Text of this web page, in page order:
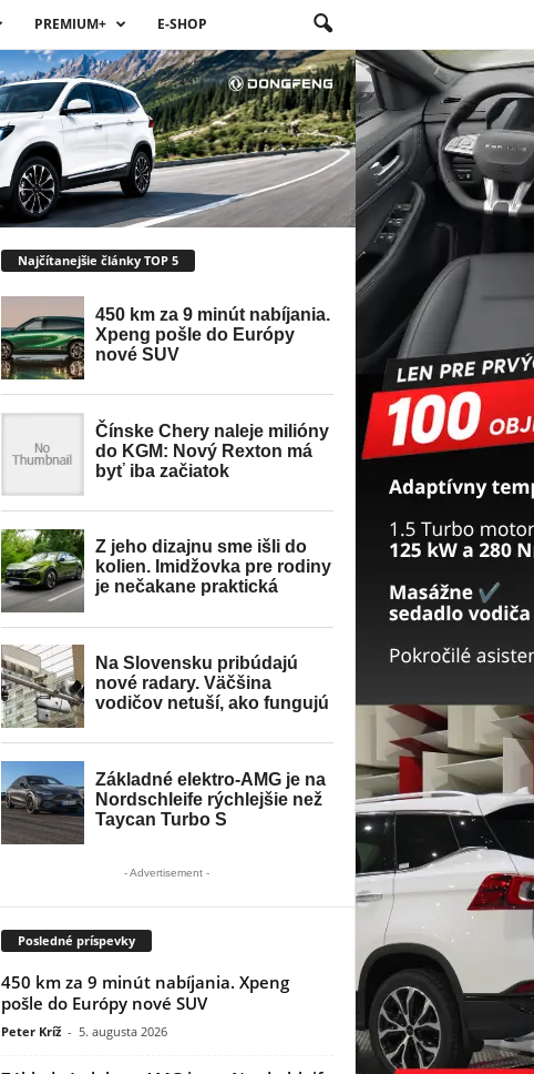
PREMIUM+ E-SHOP
Najčítanejšie články TOP 5
- Advertisement -
Posledné príspevky
450 km za 9 minút nabíjania. Xpeng
pošle do Európy nové SUV
Peter Kríž - 5. augusta 2026